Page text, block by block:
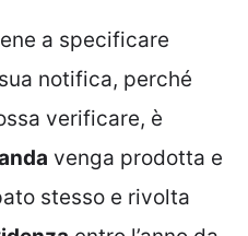
a specificare
notifica, perché
verificare, è
venga prodotta e
stesso e rivolta